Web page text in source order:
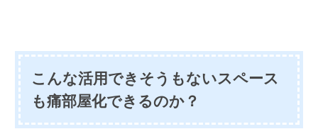
こんな活用できそうもないスペース
も痛部屋化できるのか？